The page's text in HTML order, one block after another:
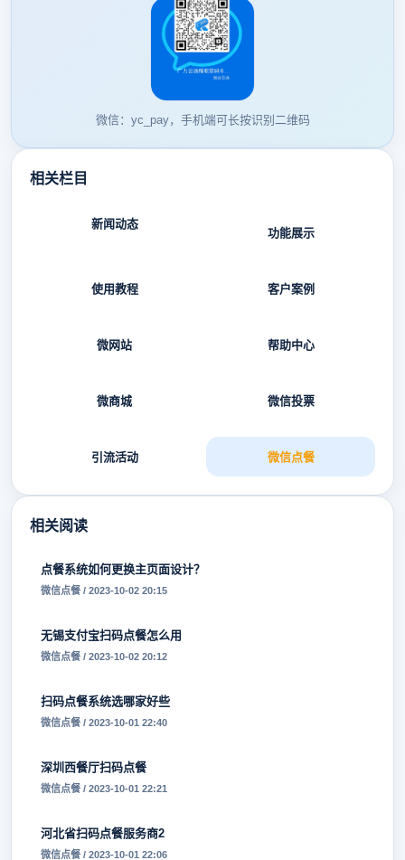
微信：yc_pay，手机端可长按识别二维码
相关栏目
新闻动态
功能展示
使用教程 客户案例
微网站 帮助中心
微商城 微信投票
引流活动 微信点餐
相关阅读
点餐系统如何更换主页面设计？
微信点餐 / 2023-10-02 20:15
无锡支付宝扫码点餐怎么用
微信点餐 / 2023-10-02 20:12
扫码点餐系统选哪家好些
微信点餐 / 2023-10-01 22:40
深圳西餐厅扫码点餐
微信点餐 / 2023-10-01 22:21
河北省扫码点餐服务商2
微信点餐 / 2023-10-01 22:06